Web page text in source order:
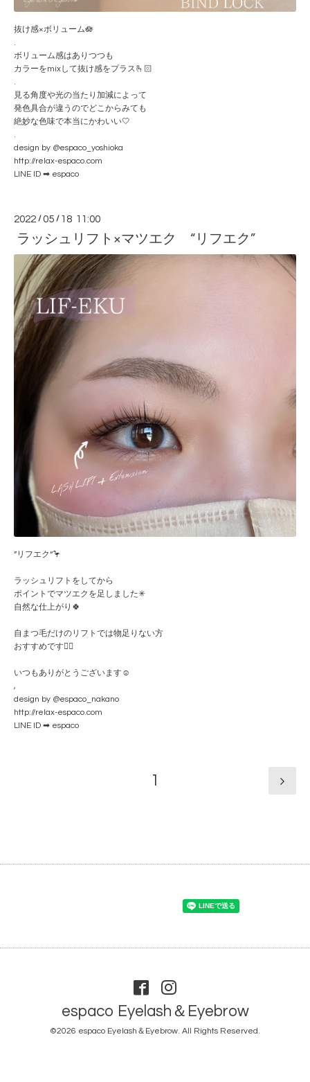
抜け感×ボリューム🪷
.
ボリューム感はありつつも
カラーをmixして抜け感をプラス🫰🏻
.
見る角度や光の当たり加減によって
発色具合が違うのでどこからみても
絶妙な色味で本当にかわいい🤍
.
design by @espaco_yoshioka
http://relax-espaco.com
LINE ID ➡ espaco
2022 /05 / 18 11:00
ラッシュリフト×マツエク “リフエク”
”リフエク“🦩
ラッシュリフトをしてから
ポイントでマツエクを足しました✳︎
自然な仕上がり🍀
自まつ毛だけのリフトでは物足りない方
おすすめです💁‍♀️
いつもありがとうございます☺️
,
design by @espaco_nakano
http://relax-espaco.com
LINE ID ➡ espaco
1
espaco Eyelash＆Eyebrow
©2026 espaco Eyelash＆Eyebrow. All Rights Reserved.